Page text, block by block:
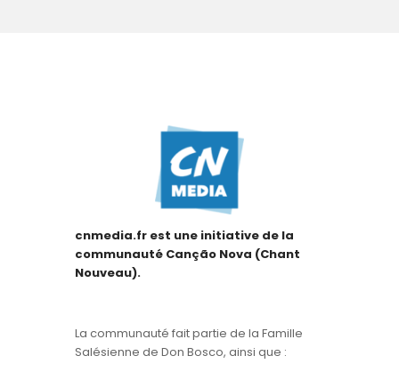
cnmedia.fr est une initiative de la
communauté Canção Nova (Chant
Nouveau).
La communauté fait partie de la Famille
Salésienne de Don Bosco, ainsi que :